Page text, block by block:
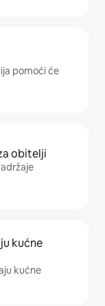
pomoći će
obitelji
kućne
kućne